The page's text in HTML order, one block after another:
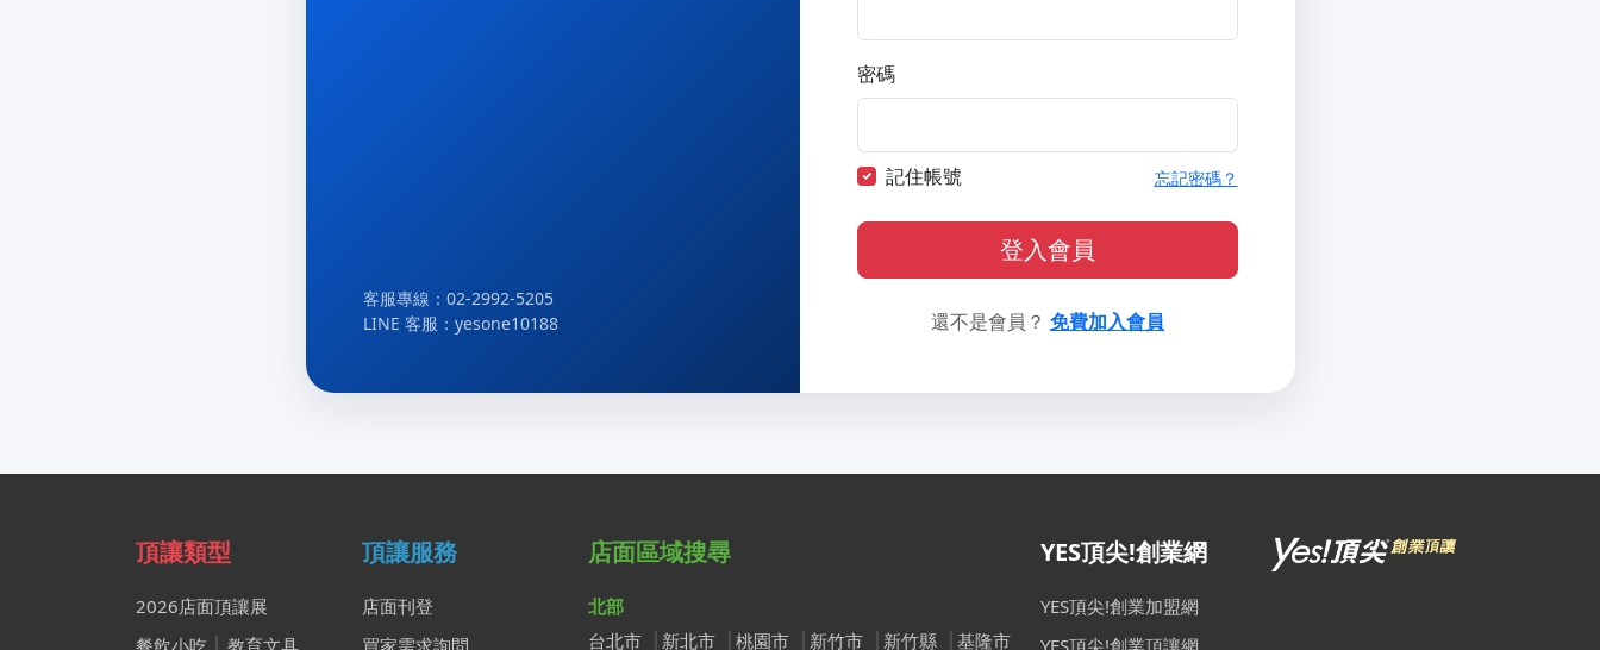
客服專線：02-2992-5205
LINE 客服：yesone10188
密碼
記住帳號 忘記密碼？
登入會員
還不是會員？ 免費加入會員
頂讓類型
2026店面頂讓展
餐飲小吃
教育文具
頂讓服務
店面刊登
買家需求詢問
店面區域搜尋
北部
台北市
新北市 桃園市 新竹市 新竹縣 基隆市
YES頂尖!創業網
YES頂尖!創業加盟網
YES頂尖!創業頂讓網